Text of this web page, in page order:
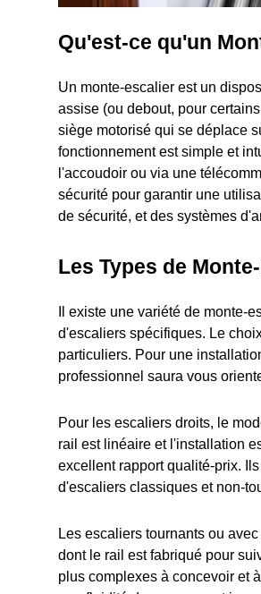
Qu'est-ce qu'un
Un monte-escalier est un
assise (ou debout, pour
siège motorisé qui se déplace
fonctionnement est simple et
l'accoudoir ou via une
sécurité pour garantir une
de sécurité, et des systèmes
Les Types de
Il existe une variété de monte-
d'escaliers spécifiques. Le
particuliers. Pour une
professionnel saura vous
Pour les escaliers droits, le
rail est linéaire et l'installation
excellent rapport qualité-prix.
d'escaliers classiques et non-
Les escaliers tournants ou
dont le rail est fabriqué pour
plus complexes à concevoir et